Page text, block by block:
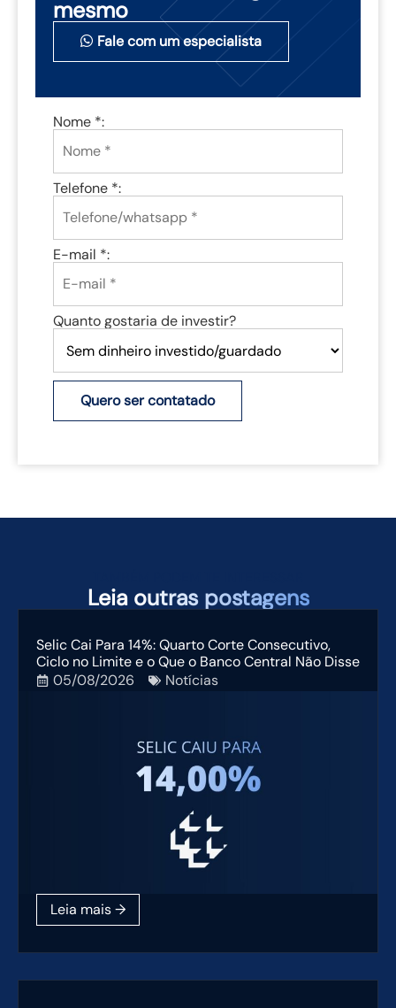
mesmo
Fale com um especialista
Nome *:
Telefone *:
E-mail *:
Quanto gostaria de investir?
Quero ser contatado
Leia outras postagens
Selic Cai Para 14%: Quarto Corte Consecutivo,
Ciclo no Limite e o Que o Banco Central Não Disse
05/08/2026
Notícias